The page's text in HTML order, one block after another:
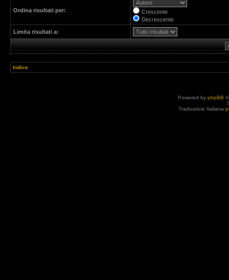
Ordina risultati per:
Crescente
Decrescente
Limita risultati a:
Indice
Powered by phpBB
Traduzione Italiana